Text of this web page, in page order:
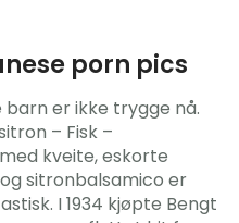
porn pics
er ikke trygge nå.
– Fisk –
kveite, eskorte
sitronbalsamico er
I 1934 kjøpte Bengt